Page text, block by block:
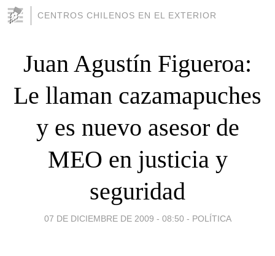
CENTROS CHILENOS EN EL EXTERIOR
Juan Agustín Figueroa:
Le llaman cazamapuches
y es nuevo asesor de
MEO en justicia y
seguridad
07 DE DICIEMBRE DE 2009 - 08:50 - POLÍTICA